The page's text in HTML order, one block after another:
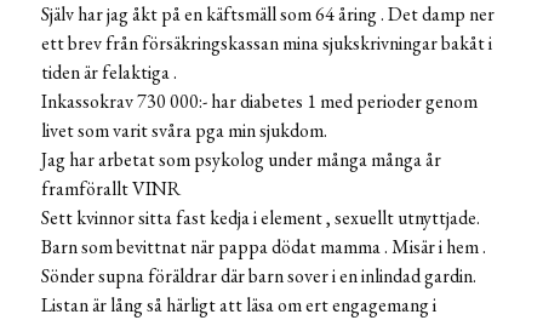
Själv har jag åkt på en käftsmäll som 64 åring . Det damp ner
ett brev från försäkringskassan mina sjukskrivningar bakåt i
tiden är felaktiga .
Inkassokrav 730 000:- har diabetes 1 med perioder genom
livet som varit svåra pga min sjukdom.
Jag har arbetat som psykolog under många många år
framförallt VINR
Sett kvinnor sitta fast kedja i element , sexuellt utnyttjade.
Barn som bevittnat när pappa dödat mamma . Misär i hem .
Sönder supna föräldrar där barn sover i en inlindad gardin.
Listan är lång så härligt att läsa om ert engagemang i